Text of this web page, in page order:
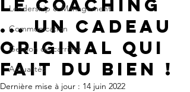
Leadership & Management
Communication
Gestion de carrière
Actualités
Le coaching
... un cadeau
original qui
fait du bien !
Dernière mise à jour : 14 juin 2022